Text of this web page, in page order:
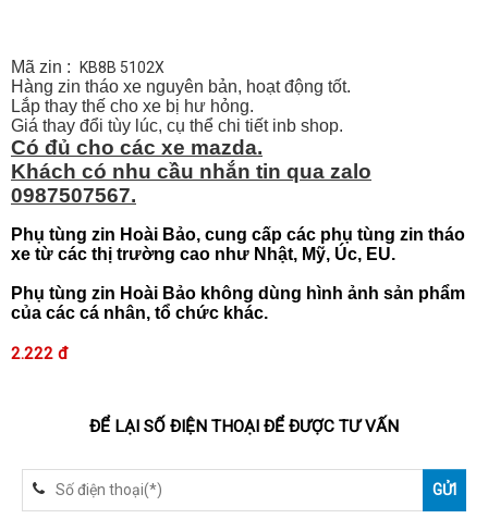
Mã zin : KB8B 5102X
Hàng zin tháo xe nguyên bản, hoạt động tốt.
Lắp thay thế cho xe bị hư hỏng.
Giá thay đổi tùy lúc, cụ thể chi tiết inb shop.
Có đủ cho các xe mazda.
Khách có nhu cầu nhắn tin qua zalo
0987507567.
Phụ tùng zin Hoài Bảo, cung cấp các phụ tùng zin tháo
xe từ các thị trường cao như Nhật, Mỹ, Úc, EU.
Phụ tùng zin Hoài Bảo không dùng hình ảnh sản phẩm
của các cá nhân, tổ chức khác.
2.222 đ
ĐỂ LẠI SỐ ĐIỆN THOẠI ĐỂ ĐƯỢC TƯ VẤN